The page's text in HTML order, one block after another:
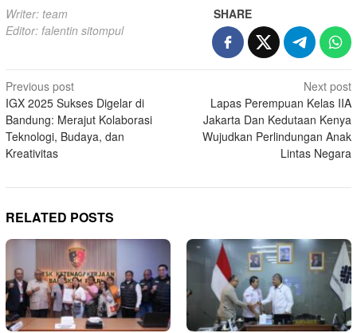
Writer: team
Editor: falentin sitompul
SHARE
Post
navigation
Previous post
IGX 2025 Sukses Digelar di
Bandung: Merajut Kolaborasi
Teknologi, Budaya, dan
Kreativitas
Next post
Lapas Perempuan Kelas IIA
Jakarta Dan Kedutaan Kenya
Wujudkan Perlindungan Anak
Lintas Negara
RELATED POSTS